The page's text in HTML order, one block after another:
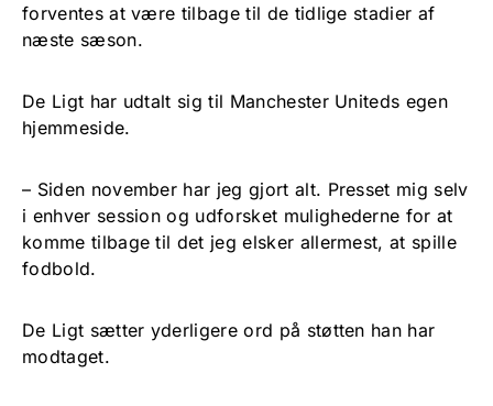
forventes at være tilbage til de tidlige stadier af
næste sæson.
De Ligt har udtalt sig til Manchester Uniteds egen
hjemmeside.
– Siden november har jeg gjort alt. Presset mig selv
i enhver session og udforsket mulighederne for at
komme tilbage til det jeg elsker allermest, at spille
fodbold.
De Ligt sætter yderligere ord på støtten han har
modtaget.